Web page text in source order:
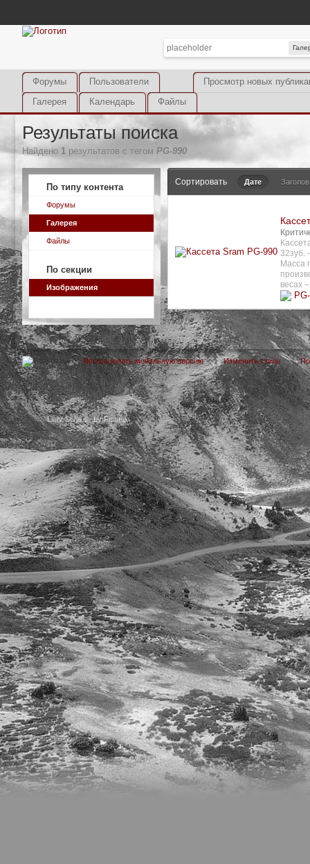
Light Style © by Fisana
Просмотр новых
Форумы
Пользователи
Галерея
Календарь Файлы
Результаты поиска
Найдено 1 результатов с тегом PG-990
По типу контента
Форумы
Галерея
Файлы
По секции
Изображения
Сортировать Дате
32зуб.
Масса
весах
Использовать мобильную версию Изменить стиль